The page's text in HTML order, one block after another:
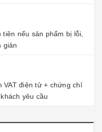
nếu sản phẩm bị lỗi,
giản
VAT điện tử + chứng chỉ
yêu cầu